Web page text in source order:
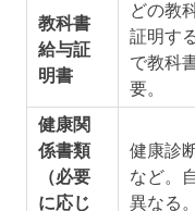
教科書
給与証
明書
どの教
証明す
で教科
要。
健康関
係書類
（必要
に応じ
健康診
など。
異なる。